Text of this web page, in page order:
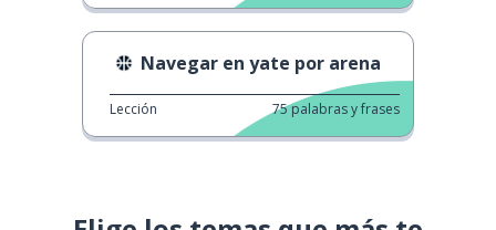
Navegar en yate por arena
Lección 75palabras y frases